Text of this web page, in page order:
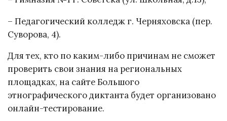
– Педагогический колледж г. Черняховска (пер.
Суворова, 4).
Для тех, кто по каким-либо причинам не сможет
проверить свои знания на региональных
площадках, на сайте Большого
этнографического диктанта будет организовано
онлайн-тестирование.